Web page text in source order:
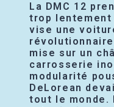
La DMC 12
trop lentement
vise une
mise sur un
carrosserie
modularité
DeLorean
tout le monde.